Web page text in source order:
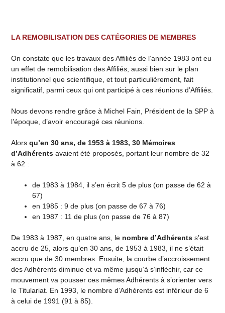
LA REMOBILISATION DES CATÉGORIES DE MEMBRES
On constate que les travaux des Affiliés de l’année 1983 ont eu
un effet de remobilisation des Affiliés, aussi bien sur le plan
institutionnel que scientifique, et tout particulièrement, fait
significatif, parmi ceux qui ont participé à ces réunions d’Affiliés.
Nous devons rendre grâce à Michel Fain, Président de la SPP à
l’époque, d’avoir encouragé ces réunions.
Alors qu’en 30 ans, de 1953 à 1983, 30 Mémoires
d’Adhérents avaient été proposés, portant leur nombre de 32
à 62 :
de 1983 à 1984, il s’en écrit 5 de plus (on passe de 62 à
67)
en 1985 : 9 de plus (on passe de 67 à 76)
en 1987 : 11 de plus (on passe de 76 à 87)
De 1983 à 1987, en quatre ans, le nombre d’Adhérents s’est
accru de 25, alors qu’en 30 ans, de 1953 à 1983, il ne s’était
accru que de 30 membres. Ensuite, la courbe d’accroissement
des Adhérents diminue et va même jusqu’à s’infléchir, car ce
mouvement va pousser ces mêmes Adhérents à s’orienter vers
le Titulariat. En 1993, le nombre d’Adhérents est inférieur de 6
à celui de 1991 (91 à 85).